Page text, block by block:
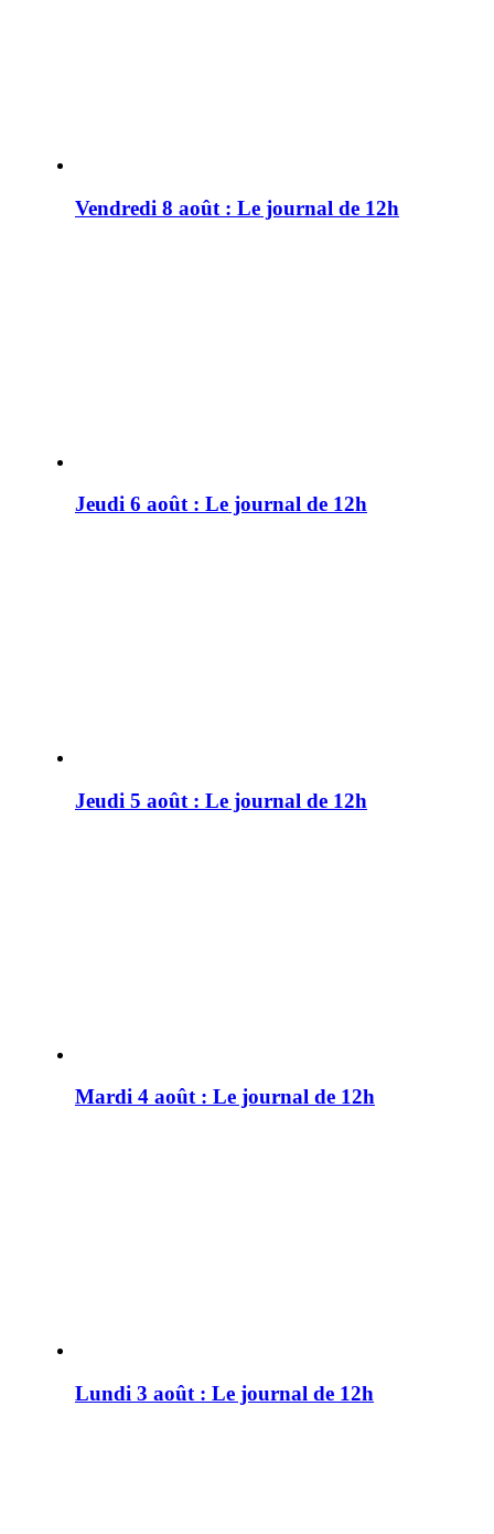
Vendredi 8 août : Le journal de 12h
Jeudi 6 août : Le journal de 12h
Jeudi 5 août : Le journal de 12h
Mardi 4 août : Le journal de 12h
Lundi 3 août : Le journal de 12h